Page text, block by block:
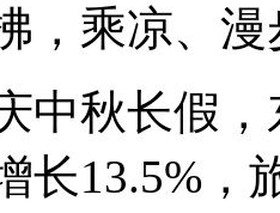
，乘凉、
秋长假，
长13.5%，